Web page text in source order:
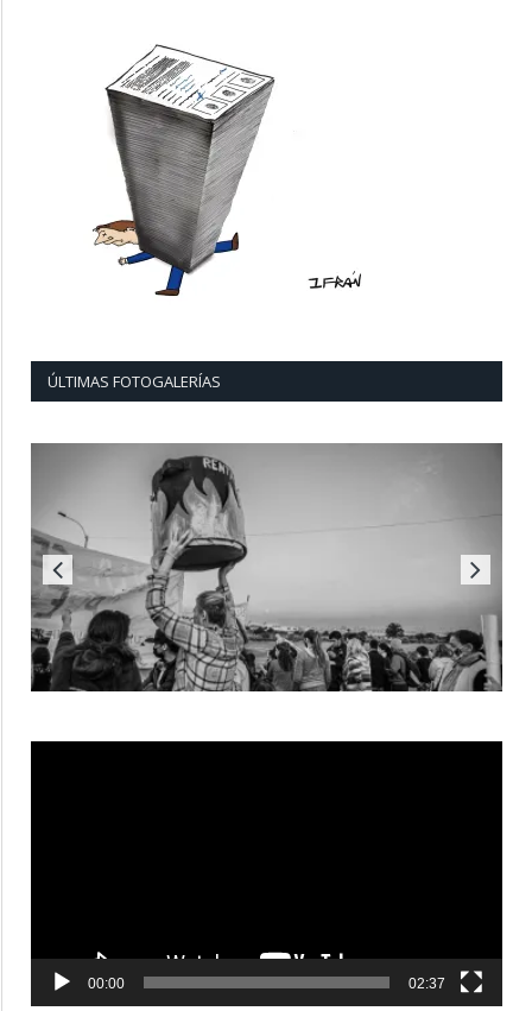
ÚLTIMAS FOTOGALERÍAS
00:00 02:37